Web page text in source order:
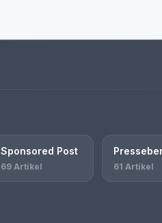
Sponsored Post
69 Artikel 61 Artikel